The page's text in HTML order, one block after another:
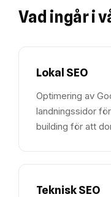
Vad ingår i
Lokal SEO
Optimering av
landningssidor
building för att
Teknisk SEO